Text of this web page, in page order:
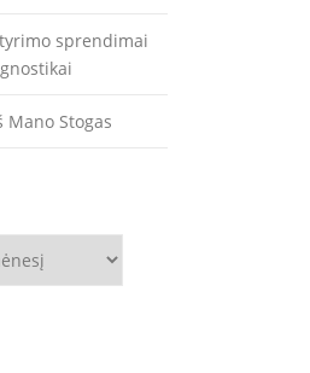
sprendimai
Mano Stogas